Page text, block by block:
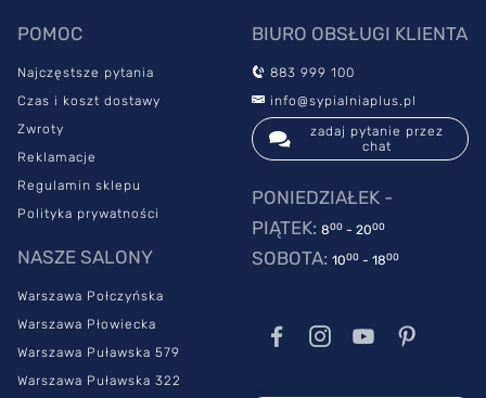
POMOC
Najczęstsze pytania
Czas i koszt dostawy
Zwroty
Reklamacje
Regulamin sklepu
Polityka prywatności
NASZE SALONY
Warszawa Połczyńska
Warszawa Płowiecka
Warszawa Puławska 579
Warszawa Puławska 322
BIURO OBSŁUGI KLIENTA
883 999 100
info@sypialniaplus.pl
zadaj pytanie przez
chat
PONIEDZIAŁEK -
PIĄTEK: 800 - 2000
SOBOTA: 1000 - 1800